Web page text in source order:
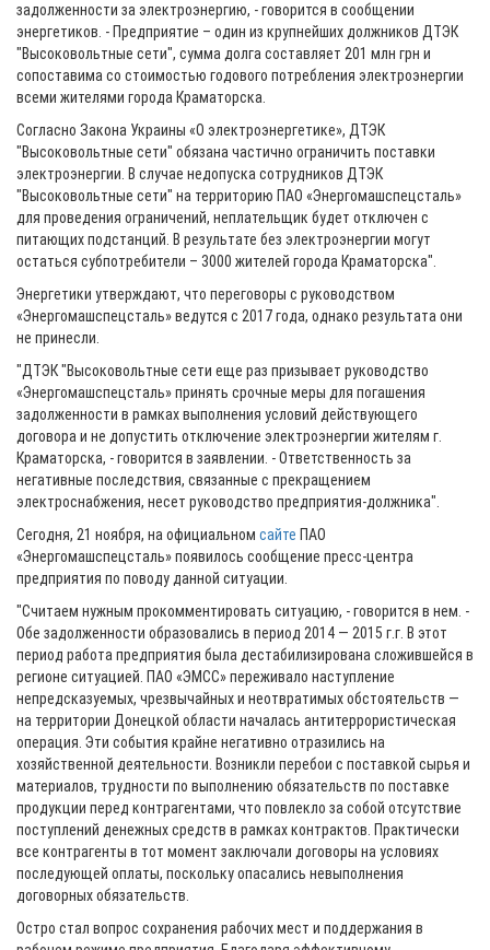
задолженности за электроэнергию, - говорится в сообщении
энергетиков. - Предприятие – один из крупнейших должников ДТЭК
"Высоковольтные сети", сумма долга составляет 201 млн грн и
сопоставима со стоимостью годового потребления электроэнергии
всеми жителями города Краматорска.
Согласно Закона Украины «О электроэнергетике», ДТЭК
"Высоковольтные сети" обязана частично ограничить поставки
электроэнергии. В случае недопуска сотрудников ДТЭК
"Высоковольтные сети" на территорию ПАО «Энергомашспецсталь»
для проведения ограничений, неплательщик будет отключен с
питающих подстанций. В результате без электроэнергии могут
остаться субпотребители – 3000 жителей города Краматорска".
Энергетики утверждают, что переговоры с руководством
«Энергомашспецсталь» ведутся с 2017 года, однако результата они
не принесли.
"ДТЭК "Высоковольтные сети еще раз призывает руководство
«Энергомашспецсталь» принять срочные меры для погашения
задолженности в рамках выполнения условий действующего
договора и не допустить отключение электроэнергии жителям г.
Краматорска, - говорится в заявлении. - Ответственность за
негативные последствия, связанные с прекращением
электроснабжения, несет руководство предприятия-должника".
Сегодня, 21 ноября, на официальном сайте ПАО
«Энергомашспецсталь» появилось сообщение пресс-центра
предприятия по поводу данной ситуации.
"Считаем нужным прокомментировать ситуацию, - говорится в нем. -
Обе задолженности образовались в период 2014 — 2015 г.г. В этот
период работа предприятия была дестабилизирована сложившейся в
регионе ситуацией. ПАО «ЭМСС» переживало наступление
непредсказуемых, чрезвычайных и неотвратимых обстоятельств —
на территории Донецкой области началась антитеррористическая
операция. Эти события крайне негативно отразились на
хозяйственной деятельности. Возникли перебои с поставкой сырья и
материалов, трудности по выполнению обязательств по поставке
продукции перед контрагентами, что повлекло за собой отсутствие
поступлений денежных средств в рамках контрактов. Практически
все контрагенты в тот момент заключали договоры на условиях
последующей оплаты, поскольку опасались невыполнения
договорных обязательств.
Остро стал вопрос сохранения рабочих мест и поддержания в